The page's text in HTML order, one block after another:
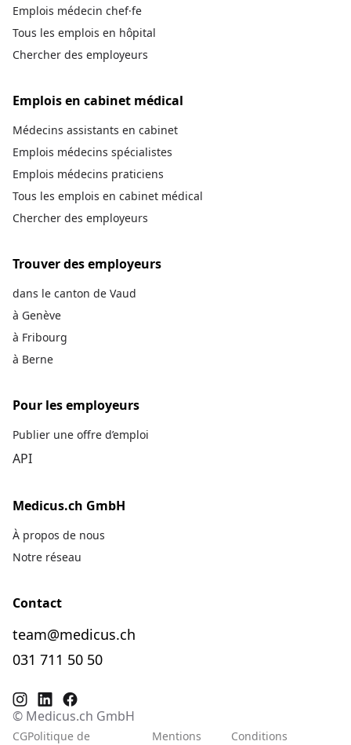
Emplois médecin chef·fe
Tous les emplois en hôpital
Chercher des employeurs
Emplois en cabinet médical
Médecins assistants en cabinet
Emplois médecins spécialistes
Emplois médecins praticiens
Tous les emplois en cabinet médical
Chercher des employeurs
Trouver des employeurs
dans le canton de Vaud
à Genève
à Fribourg
à Berne
Pour les employeurs
Publier une offre d’emploi
API
Medicus.ch GmbH
À propos de nous
Notre réseau
Contact
team@medicus.ch
031 711 50 50
© Medicus.ch GmbH
CGPolitique de
Mentions
Conditions